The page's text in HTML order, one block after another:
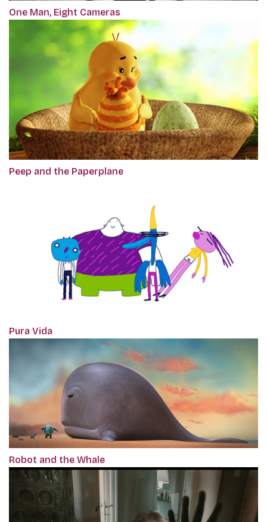
One Man, Eight Cameras
Peep and the Paperplane
Pura Vida
Robot and the Whale